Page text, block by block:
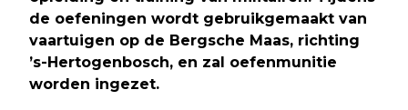
de oefeningen wordt gebruikgemaakt van
vaartuigen op de Bergsche Maas, richting
’s-Hertogenbosch, en zal oefenmunitie
worden ingezet.